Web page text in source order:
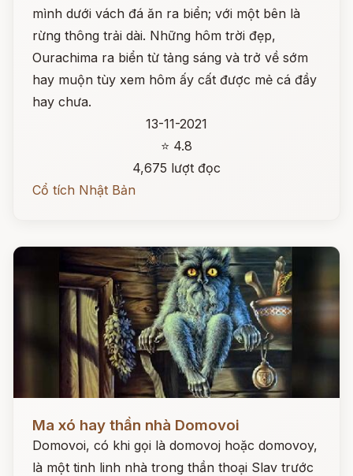
mình dưới vách đá ăn ra biển; với một bên là
rừng thông trải dài. Những hôm trời đẹp,
Ourachima ra biển từ tảng sáng và trở về sớm
hay muộn tùy xem hôm ấy cất được mẻ cá đầy
hay chưa.
13-11-2021
⭐ 4.8
4,675 lượt đọc
Cổ tích Nhật Bản
Ma xó hay thần nhà Domovoi
Domovoi, có khi gọi là domovoj hoặc domovoy,
là một tinh linh nhà trong thần thoại Slav trước